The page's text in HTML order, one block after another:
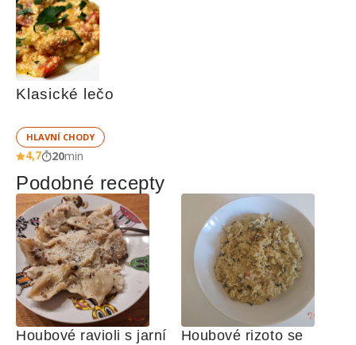
Klasické lečo
HLAVNÍ CHODY
4,7 20min
Podobné recepty
Houbové ravioli s jarní
Houbové rizoto se